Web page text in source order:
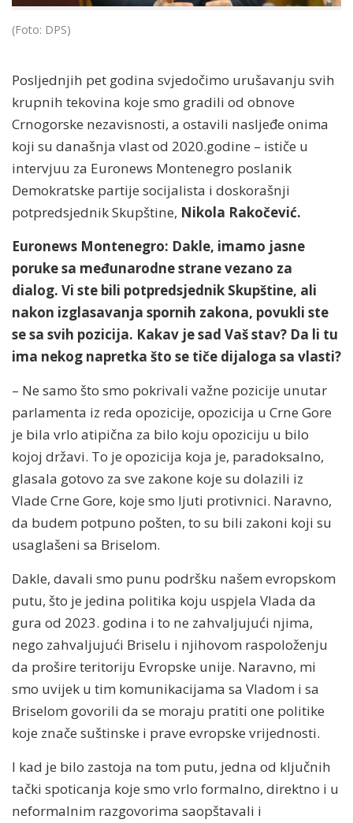
(Foto: DPS)
Posljednjih pet godina svjedočimo urušavanju svih
krupnih tekovina koje smo gradili od obnove
Crnogorske nezavisnosti, a ostavili nasljeđe onima
koji su današnja vlast od 2020.godine – ističe u
intervjuu za Euronews Montenegro poslanik
Demokratske partije socijalista i doskorašnji
potpredsjednik Skupštine, Nikola Rakočević.
Euronews Montenegro: Dakle, imamo jasne
poruke sa međunarodne strane vezano za
dialog. Vi ste bili potpredsjednik Skupštine, ali
nakon izglasavanja spornih zakona, povukli ste
se sa svih pozicija. Kakav je sad Vaš stav? Da li tu
ima nekog napretka što se tiče dijaloga sa vlasti?
– Ne samo što smo pokrivali važne pozicije unutar
parlamenta iz reda opozicije, opozicija u Crne Gore
je bila vrlo atipična za bilo koju opoziciju u bilo
kojoj državi. To je opozicija koja je, paradoksalno,
glasala gotovo za sve zakone koje su dolazili iz
Vlade Crne Gore, koje smo ljuti protivnici. Naravno,
da budem potpuno pošten, to su bili zakoni koji su
usaglašeni sa Briselom.
Dakle, davali smo punu podršku našem evropskom
putu, što je jedina politika koju uspjela Vlada da
gura od 2023. godina i to ne zahvaljujući njima,
nego zahvaljujući Briselu i njihovom raspoloženju
da prošire teritoriju Evropske unije. Naravno, mi
smo uvijek u tim komunikacijama sa Vladom i sa
Briselom govorili da se moraju pratiti one politike
koje znače suštinske i prave evropske vrijednosti.
I kad je bilo zastoja na tom putu, jedna od ključnih
tački spoticanja koje smo vrlo formalno, direktno i u
neformalnim razgovorima saopštavali i